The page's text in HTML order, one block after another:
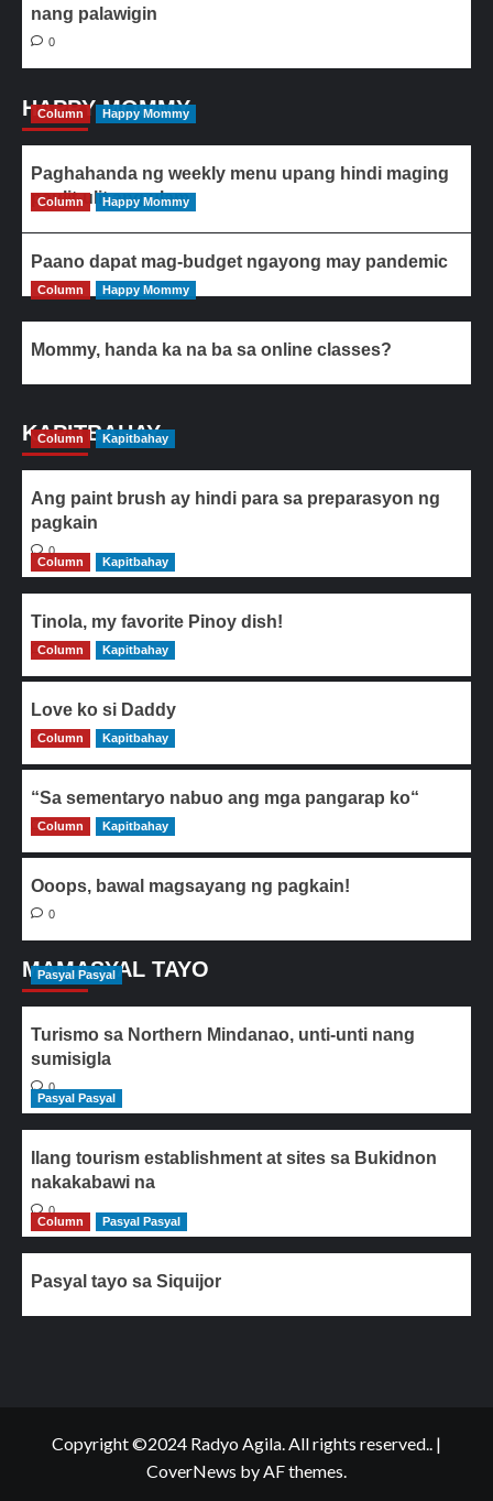
nang palawigin
0
HAPPY MOMMY
Column Happy Mommy
Paghahanda ng weekly menu upang hindi maging
paulit-ulit ang ulam
Column Happy Mommy
Paano dapat mag-budget ngayong may pandemic
Column Happy Mommy
Mommy, handa ka na ba sa online classes?
KAPITBAHAY
Column Kapitbahay
Ang paint brush ay hindi para sa preparasyon ng
pagkain
0
Column
Kapitbahay
Tinola, my favorite Pinoy dish!
0
Column Kapitbahay
Love ko si Daddy
0
Column Kapitbahay
“Sa sementaryo nabuo ang mga pangarap ko“
0
Column Kapitbahay
Ooops, bawal magsayang ng pagkain!
0
MAMASYAL TAYO
Pasyal Pasyal
Turismo sa Northern Mindanao, unti-unti nang
sumisigla
0
Pasyal Pasyal
Ilang tourism establishment at sites sa Bukidnon
nakakabawi na
0
Column
Pasyal Pasyal
Pasyal tayo sa Siquijor
Copyright ©2024 Radyo Agila. All rights reserved.. |
CoverNews by AF themes.